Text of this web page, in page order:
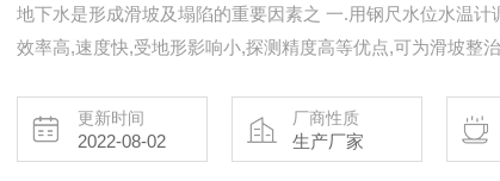
地下水是形成滑坡及塌陷的重要因素之 一.用钢尺水位水温计
效率高,速度快,受地形影响小,探测精度高等优点,可为滑坡整
有关于地下水动态变化都会与温度相关.地下水温度的获取在
意义。
更新时间
2022-08-02
厂商性质
生产厂家